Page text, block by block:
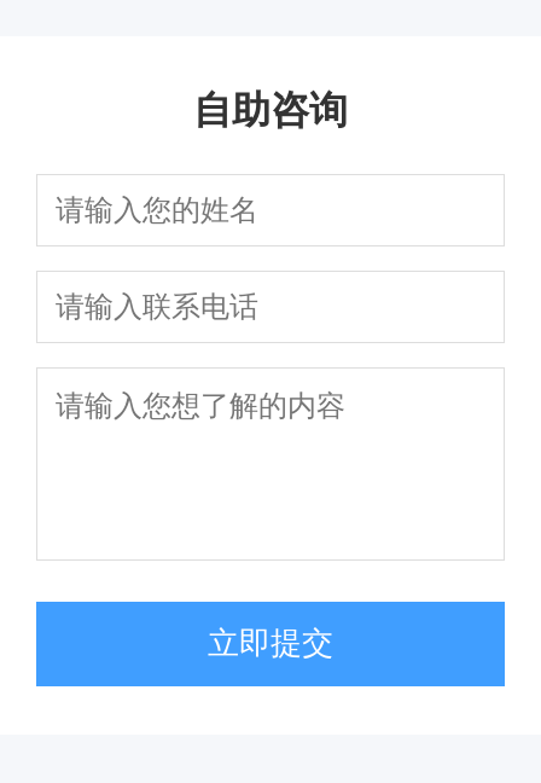
用详解）
离婚财产分割抚养权解 长处理离婚财
抚养权争议，
2026年最新法
坑指南
产分割、子女抚养
指南
自助咨询
立即提交